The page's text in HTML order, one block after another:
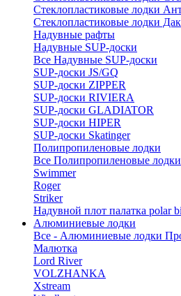
Стеклопластиковые лодки
Стеклопластиковые лодки
Надувные рафты
Надувные SUP-доски
Все Надувные SUP-доски
SUP-доски JS/GQ
SUP-доски ZIPPER
SUP-доски RIVIERA
SUP-доски GLADIATOR
SUP-доски HIPER
SUP-доски Skatinger
Полипропиленовые лодки
Все Полипропиленовые лодки
Swimmer
Roger
Striker
Надувной плот палатка polar
Алюминиевые лодки
Все - Алюминиевые лодки
Малютка
Lord River
VOLZHANKA
Xstream